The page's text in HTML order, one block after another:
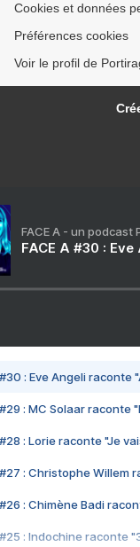
Cookies et données
Préférences cookies
Voir le profil de
FACE A - un podcast
FACE A #30 :
#30 : Eve Angeli raconte
#29 : MC Solaar raconte
#28 : Lorie raconte "Je
#27 : Christophe Willem
#26 : Chimène Badi
#25 : Indochine raconte